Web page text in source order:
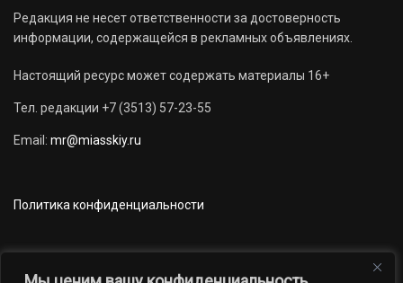
Редакция не несет ответственности за достоверность
информации, содержащейся в рекламных объявлениях.
Настоящий ресурс может содержать материалы 16+
Тел. редакции +7 (3513) 57-23-55
Email: mr@miasskiy.ru
Политика конфиденциальности